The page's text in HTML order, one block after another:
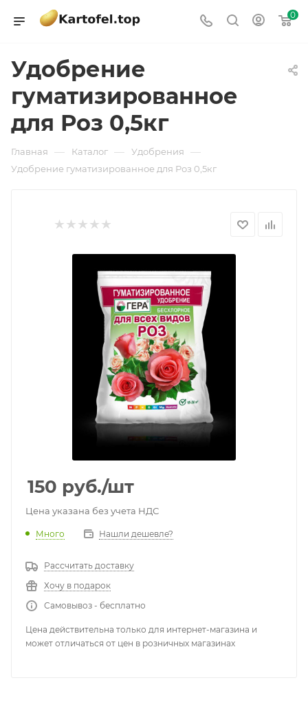
0
Удобрение
гуматизированное
для Роз 0,5кг
Главная — Каталог — Удобрения —
Удобрение гуматизированное для Роз 0,5кг
150 руб./шт
Цена указана без учета НДС
Много Нашли дешевле?
Рассчитать доставку
Хочу в подарок
Самовывоз - бесплатно
Цена действительна только для интернет-магазина и
может отличаться от цен в розничных магазинах